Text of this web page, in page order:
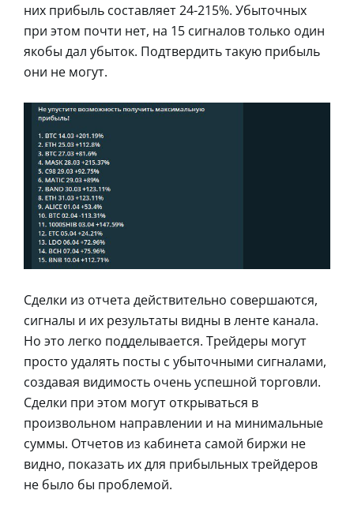
них прибыль составляет 24-215%. Убыточных
при этом почти нет, на 15 сигналов только один
якобы дал убыток. Подтвердить такую прибыль
они не могут.
Сделки из отчета действительно совершаются,
сигналы и их результаты видны в ленте канала.
Но это легко подделывается. Трейдеры могут
просто удалять посты с убыточными сигналами,
создавая видимость очень успешной торговли.
Сделки при этом могут открываться в
произвольном направлении и на минимальные
суммы. Отчетов из кабинета самой биржи не
видно, показать их для прибыльных трейдеров
не было бы проблемой.